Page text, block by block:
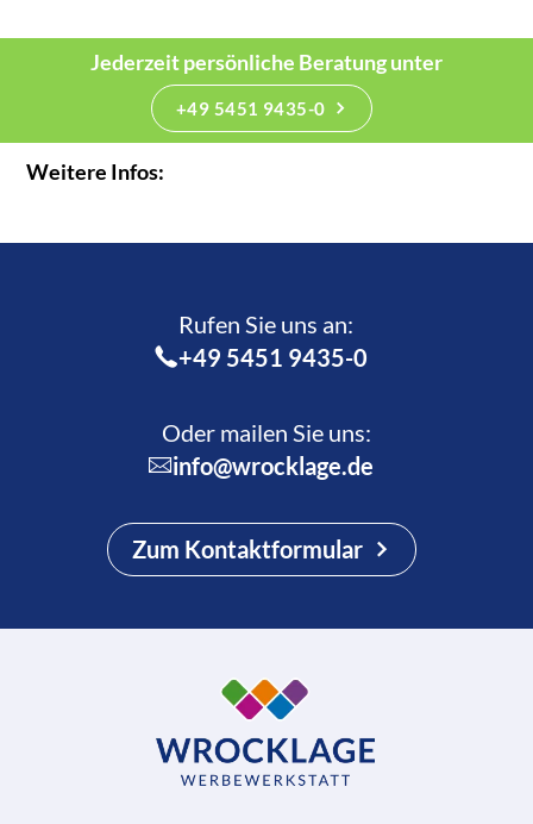
Jederzeit persönliche Beratung unter
+49 5451 9435-0
Weitere Infos:
Rufen Sie uns an:­
+49 5451 9435-0
Oder mailen Sie uns:
info@wrocklage.de
Zum Kontaktformular